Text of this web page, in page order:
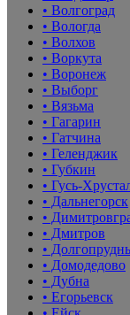
• Волгоград
• Вологда
• Волхов
• Воркута
• Воронеж
• Выборг
• Вязьма
• Гагарин
• Гатчина
• Геленджик
• Губкин
• Гусь-
• Дальнегорск
•
• Дмитров
•
• Домодедово
• Дубна
• Егорьевск